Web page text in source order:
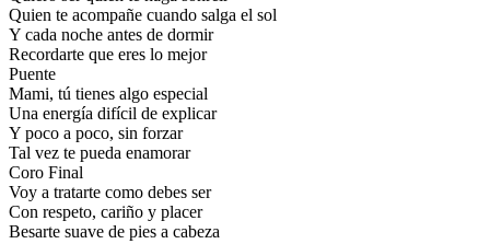
Quien te acompañe cuando salga el sol
Y cada noche antes de dormir
Recordarte que eres lo mejor
Puente
Mami, tú tienes algo especial
Una energía difícil de explicar
Y poco a poco, sin forzar
Tal vez te pueda enamorar
Coro Final
Voy a tratarte como debes ser
Con respeto, cariño y placer
Besarte suave de pies a cabeza